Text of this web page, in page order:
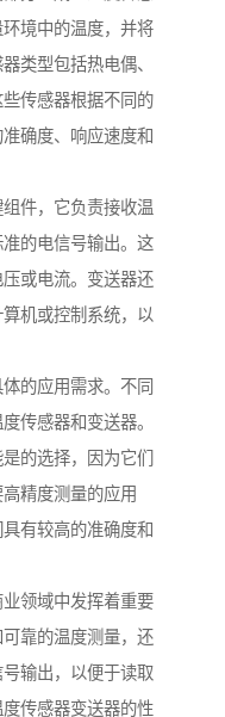
境中的温度，并将
类型包括热电偶、
传感器根据不同的
确度、响应速度和
件，它负责接收温
的电信号输出。这
或电流。变送器还
机或控制系统，以
的应用需求。不同
传感器和变送器。
的选择，因为它们
精度测量的应用
有较高的准确度和
领域中发挥着重要
靠的温度测量，还
输出，以便于读取
传感器变送器的性